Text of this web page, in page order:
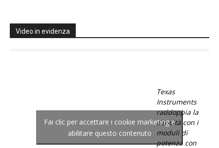
Video in evidenza
raddoppia la
densità con i
moduli di
potenza con
tecnologia
MagPack.
Fai clic per accettare i cookie marketing e
abilitare questo contenuto